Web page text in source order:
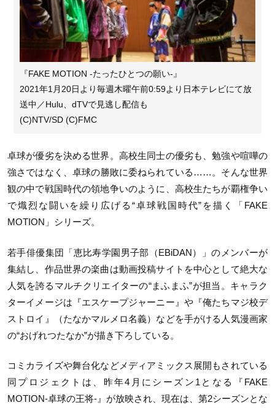
『FAKE MOTION -たったひとつの願い-』
2021年1月20日より毎週木曜午前0:59より日本テレビにて放
送中／Hulu、dTVで見逃し配信も
(C)NTV/SD (C)FMC
卓球が優劣を決める世界。高校生同士の優劣も、勉強や喧嘩の
強さではなく、卓球の勝敗に委ねられている……。そんな世界
観の中で戦国時代の領地争いのように、高校生たちが覇権争い
で熾烈な闘いを繰り広げる“卓球戦国時代”を描く「FAKE
MOTION」シリーズ。
若手俳優集団「恵比寿学園男子部（EBiDAN）」のメンバーが
集結し、作品世界の楽曲は動画投稿サイトを中心として絶大な
人気を誇るマルチクリエイターの“まふまふ”が担当。キャラク
ターイメージは『エスケープジャーニー』や『俺たちマジ校デ
ストロイ』（たなかマルメロ名義）などを手がける人気漫画家
の“おげれつたなか”が描き下ろしている。
コミカライズや舞台化などメディアミックス展開もされている
同プロジェクトは、昨年4月にシーズン1となる『FAKE
MOTION-卓球の王将-』が放映され、現在は、第2シーズンとな